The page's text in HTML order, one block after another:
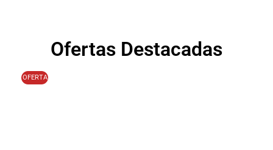
Ofertas Destacadas
OFERTA